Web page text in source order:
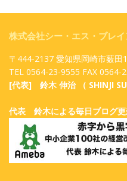
株式会社シー・エス・ブレ
〒444-2137 愛知県岡崎市薮田
TEL 0564-23-9555 FAX 0564-
[代表] 鈴木 伸治 （ SHINJI
代表 鈴木による毎日ブログ更